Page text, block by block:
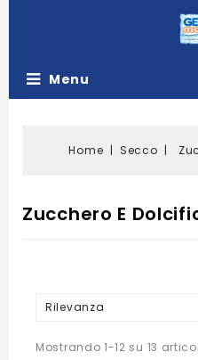
Menu
Home Secco
Zucchero E
Rilevanza
Mostrando 1-12 su 13